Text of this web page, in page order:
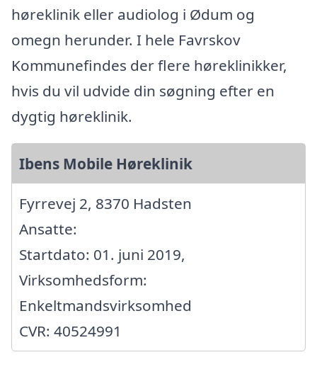
høreklinik eller audiolog i Ødum og
omegn herunder. I hele Favrskov
Kommunefindes der flere høreklinikker,
hvis du vil udvide din søgning efter en
dygtig høreklinik.
Ibens Mobile Høreklinik
Fyrrevej 2, 8370 Hadsten
Ansatte:
Startdato: 01. juni 2019,
Virksomhedsform:
Enkeltmandsvirksomhed
CVR: 40524991